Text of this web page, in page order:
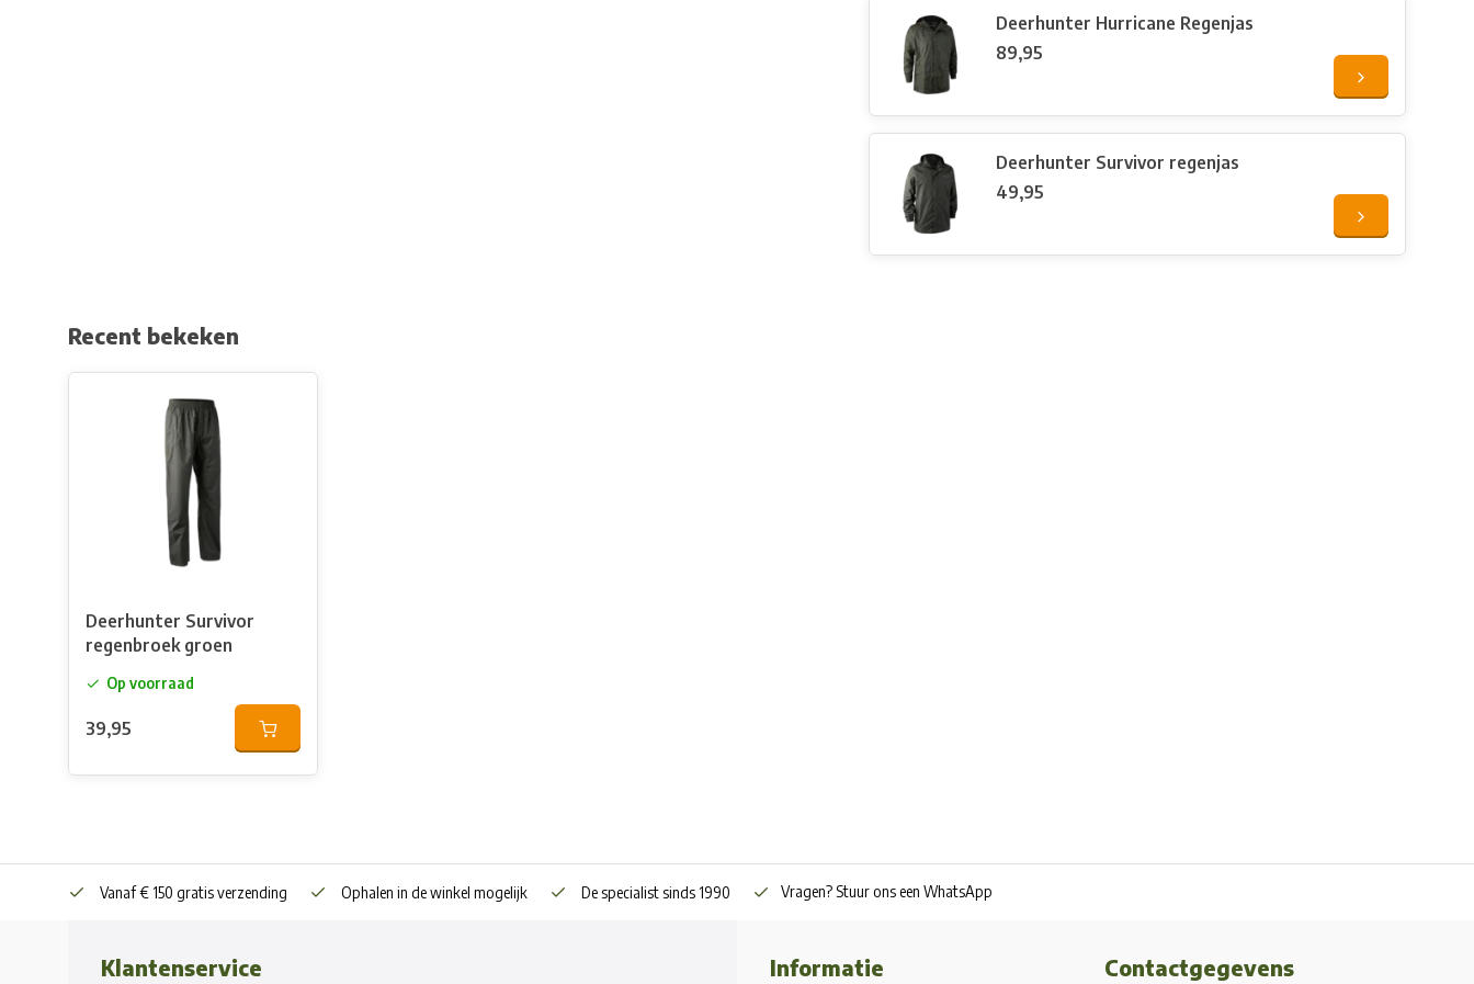
Deerhunter Hurricane Regenjas
89,95
Deerhunter Survivor regenjas
49,95
Recent bekeken
Deerhunter Survivor
regenbroek groen
Op voorraad
39,95
Vanaf € 150 gratis verzending Ophalen in de winkel mogelijk De specialist sinds 1990 Vragen? Stuur ons een WhatsApp
Klantenservice Informatie Contactgegevens